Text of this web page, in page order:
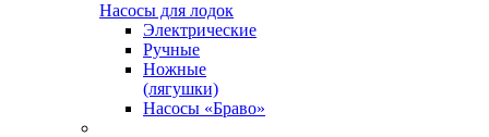
Насосы для лодок
Электрические
Ручные
Ножные
(лягушки)
Насосы «Браво»